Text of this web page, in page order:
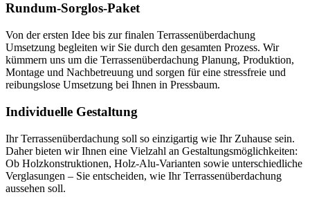
Rundum-Sorglos-Paket
Von der ersten Idee bis zur finalen Terrassenüberdachung
Umsetzung begleiten wir Sie durch den gesamten Prozess. Wir
kümmern uns um die Terrassenüberdachung Planung, Produktion,
Montage und Nachbetreuung und sorgen für eine stressfreie und
reibungslose Umsetzung bei Ihnen in Pressbaum.
Individuelle Gestaltung
Ihr Terrassenüberdachung soll so einzigartig wie Ihr Zuhause sein.
Daher bieten wir Ihnen eine Vielzahl an Gestaltungsmöglichkeiten:
Ob Holzkonstruktionen, Holz-Alu-Varianten sowie unterschiedliche
Verglasungen – Sie entscheiden, wie Ihr Terrassenüberdachung
aussehen soll.